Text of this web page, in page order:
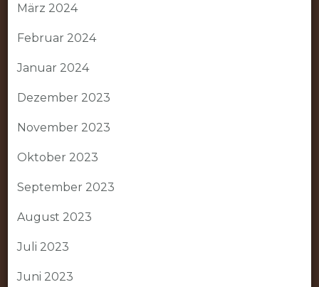
März 2024
Februar 2024
Januar 2024
Dezember 2023
November 2023
Oktober 2023
September 2023
August 2023
Juli 2023
Juni 2023